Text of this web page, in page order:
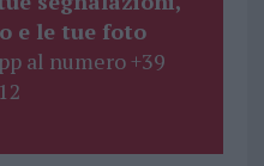
e le tue foto
al numero +39